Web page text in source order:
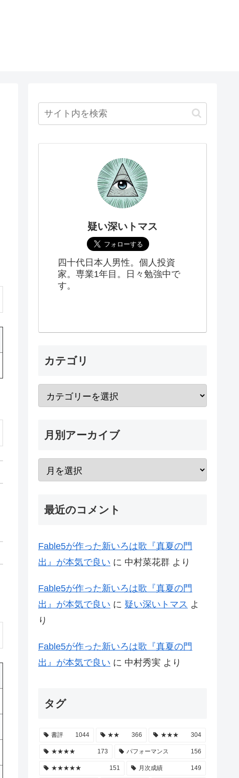
疑い深いトマス
四十代日本人男性。個人投資
家。専業1年目。日々勉強中で
す。
カテゴリ
月別アーカイブ
最近のコメント
Fable5が作った新いろは歌『真夏の門
出』が本気で良い に 中村菜花群 より
Fable5が作った新いろは歌『真夏の門
出』が本気で良い に 疑い深いトマス よ
り
Fable5が作った新いろは歌『真夏の門
出』が本気で良い に 中村秀実 より
タグ
書評 1044 ★★ 366 ★★★ 304
★★★★ 173 パフォーマンス 156
★★★★★ 151 月次成績 149